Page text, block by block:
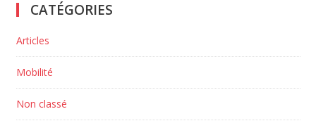
CATÉGORIES
Articles
Mobilité
Non classé